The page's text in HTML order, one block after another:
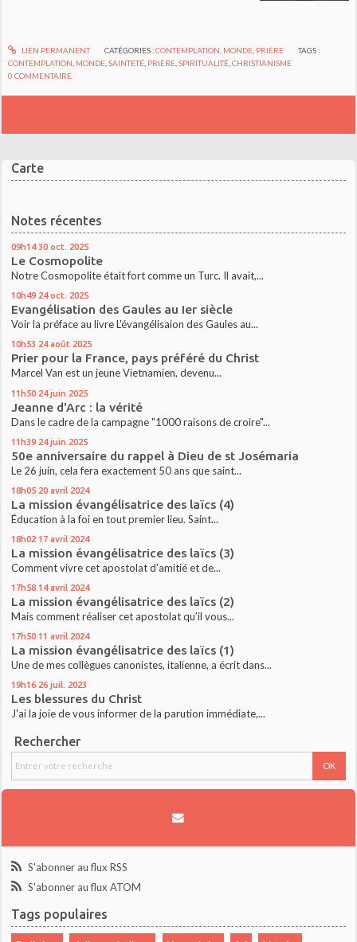
Carte
Notes récentes
09h14 30 oct. 2025
Le Cosmopolite
Notre Cosmopolite était fort comme un Turc. Il avait,...
10h49 24 oct. 2025
Evangélisation des Gaules au Ier siècle
Voir la préface au livre L'évangélisaion des Gaules au...
10h53 24 août 2025
Prier pour la France, pays préféré du Christ
Marcel Van est un jeune Vietnamien, devenu...
11h50 24 juin 2025
Jeanne d'Arc : la vérité
Dans le cadre de la campagne "1000 raisons de croire"...
11h39 24 juin 2025
50e anniversaire du rappel à Dieu de st Josémaria
Le 26 juin, cela fera exactement 50 ans que saint...
18h05 20 avril 2024
La mission évangélisatrice des laïcs (4)
Éducation à la foi en tout premier lieu. Saint...
18h02 17 avril 2024
La mission évangélisatrice des laïcs (3)
Comment vivre cet apostolat d’amitié et de...
17h58 14 avril 2024
La mission évangélisatrice des laïcs (2)
Mais comment réaliser cet apostolat qu’il vous...
17h50 11 avril 2024
La mission évangélisatrice des laïcs (1)
Une de mes collègues canonistes, italienne, a écrit dans...
19h16 26 juil. 2023
Les blessures du Christ
J'ai la joie de vous informer de la parution immédiate,...
Rechercher
S'abonner au flux RSS
S'abonner au flux ATOM
Tags populaires
LIEN PERMANENT CATÉGORIES :CONTEMPLATION MONDE, PRIÈRE
TAGS :
CONTEMPLATION MONDE ,SAINTETÉ PRIÈRE ,SPIRITUALITÉ ,CHRISTIANISME
0 COMMENTAIRE